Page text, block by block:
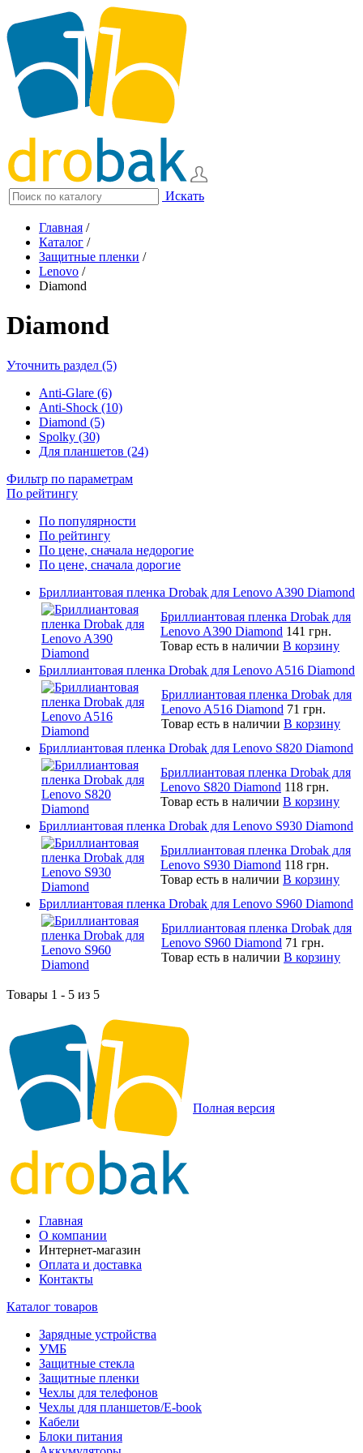
Искать
Главная /
Каталог /
Защитные пленки /
Lenovo /
Diamond
Diamond
Уточнить раздел (5)
Anti-Glare (6)
Anti-Shock (10)
Diamond (5)
Spolky (30)
Для планшетов (24)
Фильтр по параметрам
По рейтингу
По популярности
По рейтингу
По цене, сначала недорогие
По цене, сначала дорогие
Бриллиантовая пленка Drobak для Lenovo A390 Diamond
Бриллиантовая пленка Drobak для
Lenovo A390 Diamond 141 грн.
Товар есть в наличии В корзину
Бриллиантовая пленка Drobak для Lenovo A516 Diamond
Бриллиантовая пленка Drobak для
Lenovo A516 Diamond 71 грн.
Товар есть в наличии В корзину
Бриллиантовая пленка Drobak для Lenovo S820 Diamond
Бриллиантовая пленка Drobak для
Lenovo S820 Diamond 118 грн.
Товар есть в наличии В корзину
Бриллиантовая пленка Drobak для Lenovo S930 Diamond
Бриллиантовая пленка Drobak для
Lenovo S930 Diamond 118 грн.
Товар есть в наличии В корзину
Бриллиантовая пленка Drobak для Lenovo S960 Diamond
Бриллиантовая пленка Drobak для
Lenovo S960 Diamond 71 грн.
Товар есть в наличии В корзину
Товары 1 - 5 из 5
Полная версия
Главная
О компании
Интернет-магазин
Оплата и доставка
Контакты
Каталог товаров
Зарядные устройства
УМБ
Защитные стекла
Защитные пленки
Чехлы для телефонов
Чехлы для планшетов/E-book
Кабели
Блоки питания